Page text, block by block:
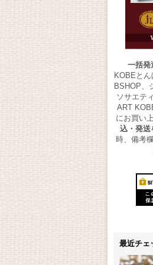
一括発
KOBEと
BSHOP、
ソサエテ
ART
にお買い
込・発送
時、備考
最近チェ